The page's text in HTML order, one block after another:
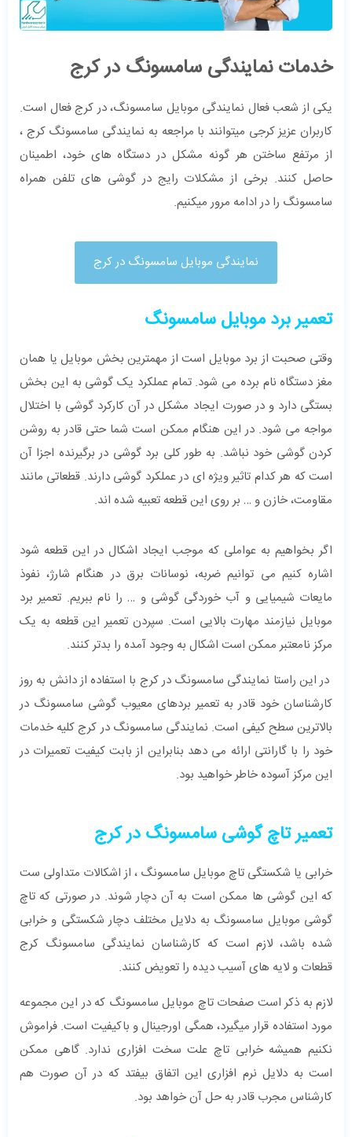
خدمات نمایندگی سامسونگ در کرج
یکی از شعب فعال نمایندگی موبایل سامسونگ، در کرج فعال است.
کاربران عزیز کرجی میتوانند با مراجعه به نمایندگی سامسونگ کرج ،
از مرتفع ساختن هر گونه مشکل در دستگاه های خود، اطمینان
حاصل کنند. برخی از مشکلات رایج در گوشی های تلفن همراه
سامسونگ را در ادامه مرور میکنیم.
نمایندگی موبایل سامسونگ در کرج
تعمیر برد موبایل سامسونگ
وقتی صحبت از برد موبایل است از مهمترین بخش موبایل یا همان
مغز دستگاه نام برده می شود. تمام عملکرد یک گوشی به این بخش
بستگی دارد و در صورت ایجاد مشکل در آن کارکرد گوشی با اختلال
مواجه می شود. در این هنگام ممکن است شما حتی قادر به روشن
کردن گوشی خود نباشد. به طور کلی برد گوشی در برگیرنده اجزا آن
است که هر کدام تاثیر ویژه ای در عملکرد گوشی دارند. قطعاتی مانند
مقاومت، خازن و … بر روی این قطعه تعبیه شده اند.
اگر بخواهیم به عواملی که موجب ایجاد اشکال در این قطعه شود
اشاره کنیم می توانیم ضربه، نوسانات برق در هنگام شارژ، نفوذ
مایعات شیمیایی و آب خوردگی گوشی و … را نام ببریم. تعمیر برد
موبایل نیازمند مهارت بالایی است. سپردن تعمیر این قطعه به یک
مرکز نامعتبر ممکن است اشکال به وجود آمده را بدتر کنند.
در این راستا نمایندگی سامسونگ در کرج با استفاده از دانش به روز
کارشناسان خود قادر به تعمیر بردهای معیوب گوشی سامسونگ در
بالاترین سطح کیفی است. نمایندگی سامسونگ در کرج کلیه خدمات
خود را با گارانتی ارائه می دهد بنابراین از بابت کیفیت تعمیرات در
این مرکز آسوده خاطر خواهید بود.
تعمیر تاچ گوشی سامسونگ در کرج
خرابی یا شکستگی تاچ موبایل سامسونگ ، از اشکالات متداولی ست
که این گوشی ها ممکن است به آن دچار شوند. در صورتی که تاچ
گوشی موبایل سامسونگ به دلایل مختلف دچار شکستگی و خرابی
شده باشد، لازم است که کارشناسان نمایندگی سامسونگ کرج
قطعات و لایه های آسیب دیده را تعویض کنند.
لازم به ذکر است صفحات تاچ موبایل سامسونگ که در این مجموعه
مورد استفاده قرار میگیرد، همگی اورجینال و باکیفیت است. فراموش
نکنیم همیشه خرابی تاچ علت سخت افزاری ندارد. گاهی ممکن
است به دلایل نرم افزاری این اتفاق بیفتد که در آن صورت هم
کارشناس مجرب قادر به حل آن خواهد بود.